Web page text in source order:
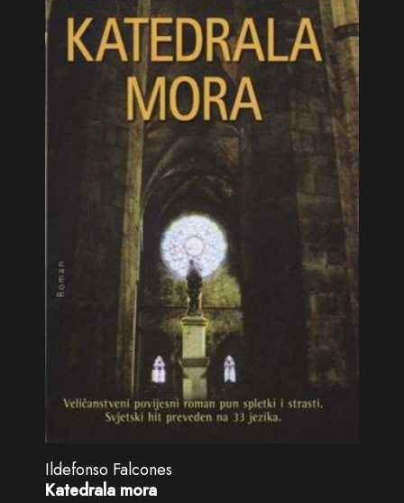
Ildefonso Falcones
Katedrala mora